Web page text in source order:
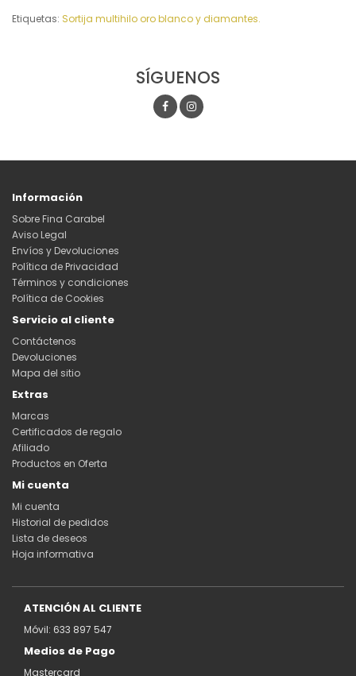
Etiquetas: Sortija multihilo oro blanco y diamantes.
SÍGUENOS
Información
Sobre Fina Carabel
Aviso Legal
Envíos y Devoluciones
Política de Privacidad
Términos y condiciones
Política de Cookies
Servicio al cliente
Contáctenos
Devoluciones
Mapa del sitio
Extras
Marcas
Certificados de regalo
Afiliado
Productos en Oferta
Mi cuenta
Mi cuenta
Historial de pedidos
Lista de deseos
Hoja informativa
ATENCIÓN AL CLIENTE
Móvil: 633 897 547
Medios de Pago
Mastercard